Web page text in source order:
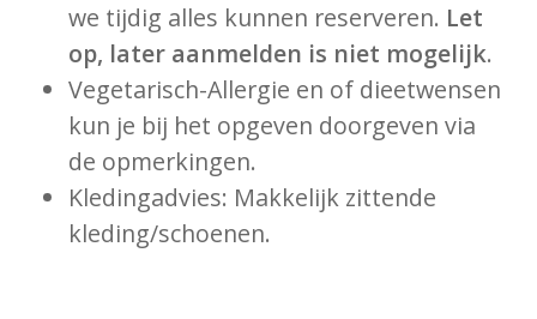
we tijdig alles kunnen reserveren. Let
op, later aanmelden is niet mogelijk.
Vegetarisch-Allergie en of dieetwensen
kun je bij het opgeven doorgeven via
de opmerkingen.
Kledingadvies: Makkelijk zittende
kleding/schoenen.